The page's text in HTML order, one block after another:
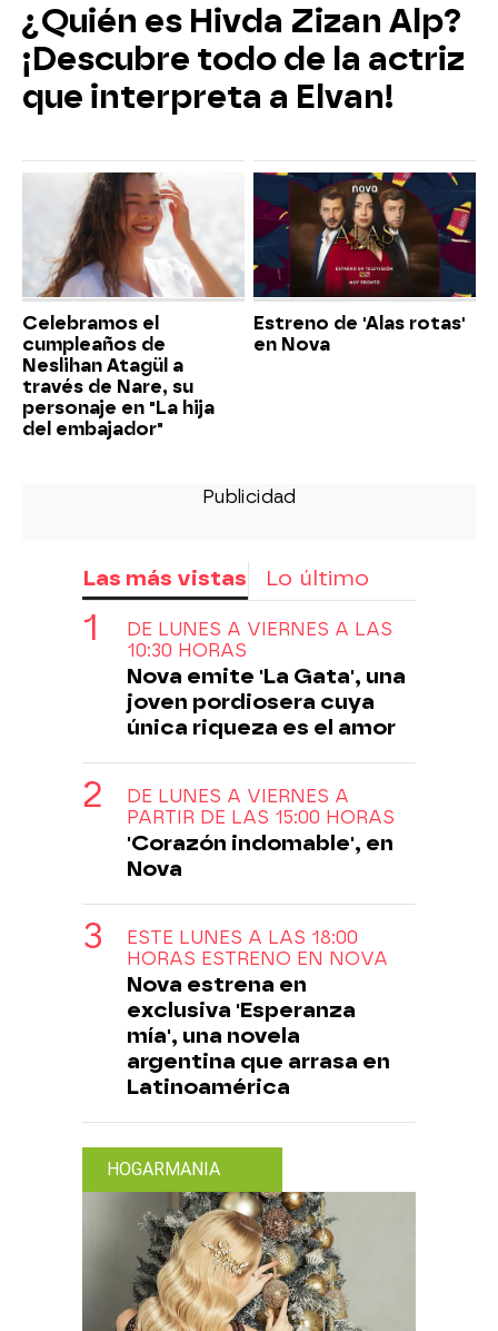
¿Quién es Hivda Zizan Alp?
¡Descubre todo de la actriz
que interpreta a Elvan!
Celebramos el
cumpleaños de
Neslihan Atagül a
través de Nare, su
personaje en "La hija
del embajador"
Estreno de 'Alas rotas'
en Nova
Las más vistas Lo último
DE LUNES A VIERNES A LAS
10:30 HORAS
Nova emite 'La Gata', una
joven pordiosera cuya
única riqueza es el amor
DE LUNES A VIERNES A
PARTIR DE LAS 15:00 HORAS
'Corazón indomable', en
Nova
ESTE LUNES A LAS 18:00
HORAS ESTRENO EN NOVA
Nova estrena en
exclusiva 'Esperanza
mía', una novela
argentina que arrasa en
Latinoamérica
HOGARMANIA